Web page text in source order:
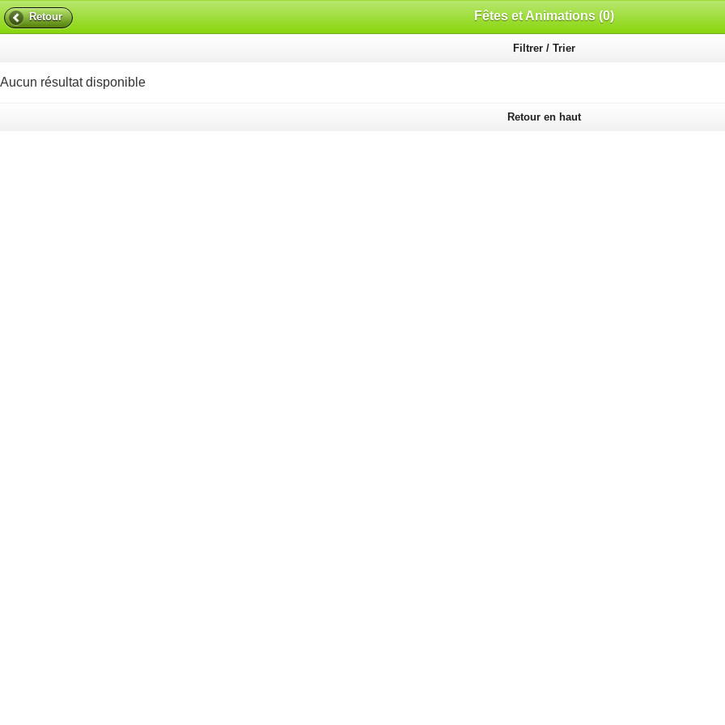
Fêtes et Animations (0)
Retour
Filtrer / Trier
Aucun résultat disponible
Retour en haut